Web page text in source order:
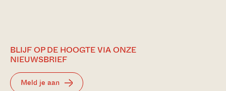
BLIJF OP DE HOOGTE VIA ONZE
NIEUWSBRIEF
Meld je aan